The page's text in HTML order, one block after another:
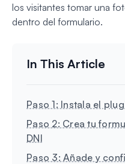
los visitantes tomar una
dentro del formulario.
Paso 1: Instala el
Paso 2: Crea tu
DNI
Paso 3: Añade y